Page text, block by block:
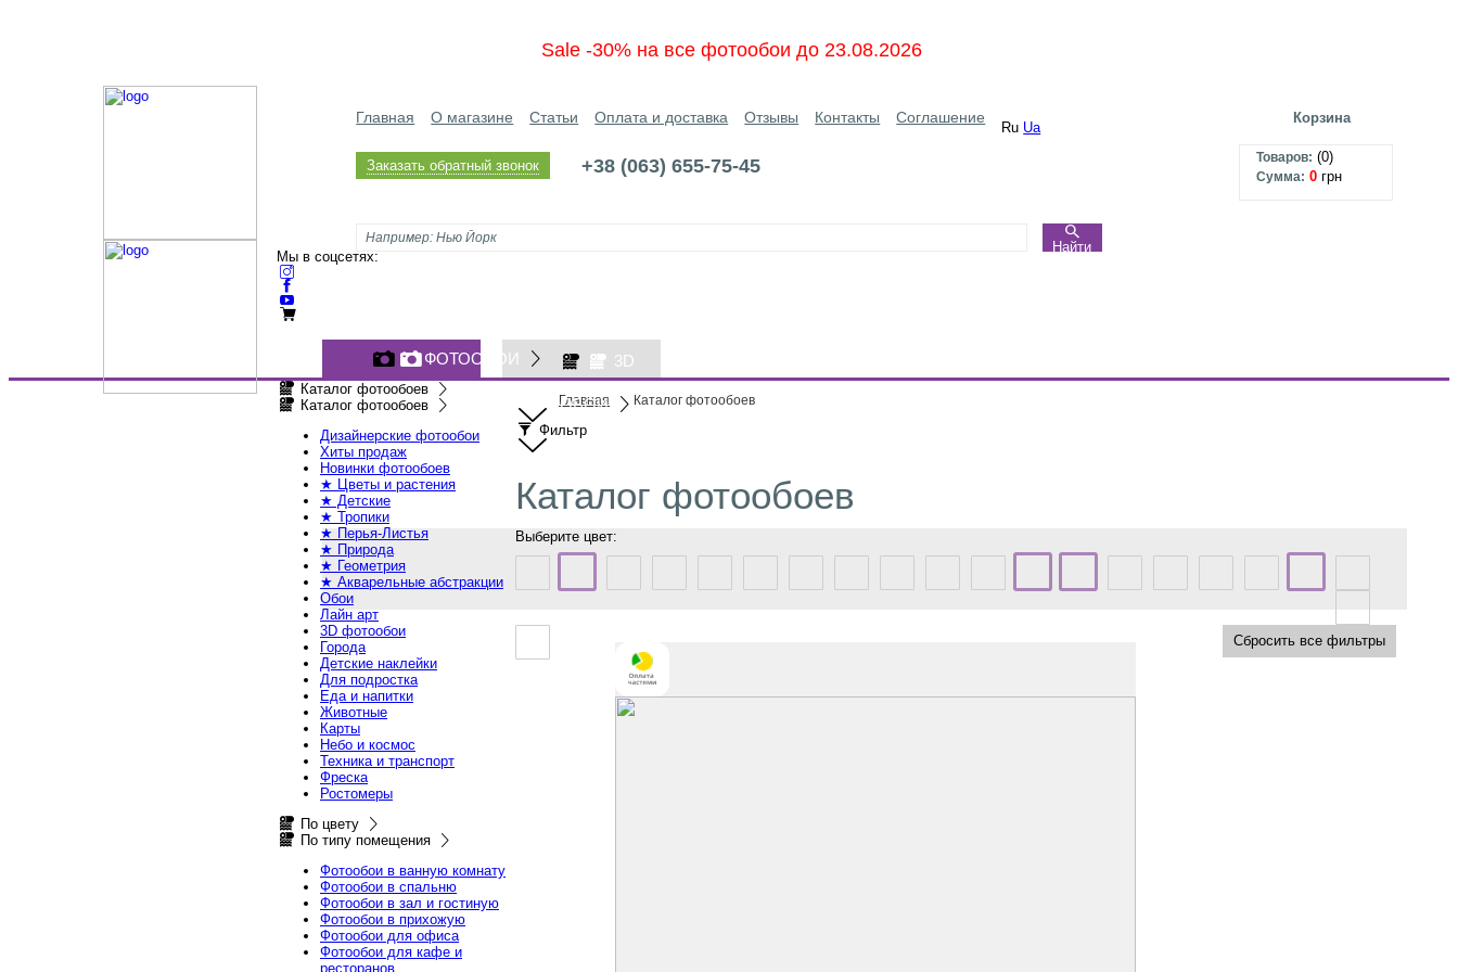
Sale -30% на все фотообои до 23.08.2026
Главная О магазине Статьи Оплата и доставка Отзывы Контакты Соглашение
Ru Ua
Заказать обратный звонок +38 (063) 655-75-45
Найти
Корзина
Товаров: (0)
Сумма: 0 грн
Мы в соцсетях:
ФОТООБОИ 3D
ОБОИ
Каталог фотообоев
Каталог фотообоев
Дизайнерские фотообои
Хиты продаж
Новинки фотообоев
★ Цветы и растения
★ Детские
★ Тропики
★ Перья-Листья
★ Природа
★ Геометрия
★ Акварельные абстракции
Обои
Лайн арт
3D фотообои
Города
Детские наклейки
Для подростка
Еда и напитки
Животные
Карты
Небо и космос
Техника и транспорт
Фреска
Ростомеры
По цвету
По типу помещения
Фотообои в ванную комнату
Фотообои в спальню
Фотообои в зал и гостиную
Фотообои в прихожую
Фотообои для офиса
Фотообои для кафе и
ресторанов
Главная Каталог фотообоев
Фильтр
Каталог фотообоев
Выберите цвет:
Сбросить все фильтры